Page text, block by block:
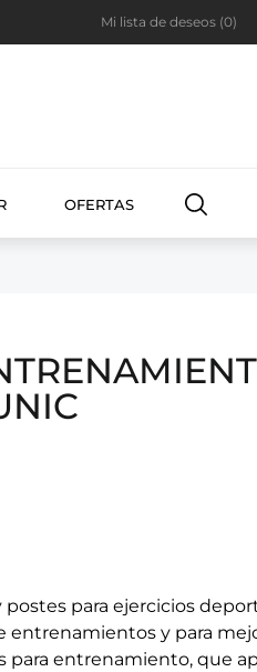
Mi lista de deseos (0)
OFERTAS
para ejercicios
entrenamientos y para
para entrenamiento, que